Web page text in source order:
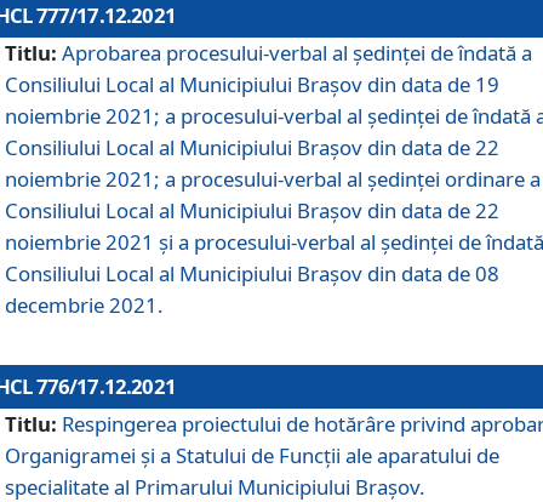
777/17.12.2021
Titlu: Aprobarea procesului-verbal al şedinţei de îndată a
Consiliului Local al Municipiului Braşov din data de 19
noiembrie 2021; a procesului-verbal al şedinţei de îndată
Consiliului Local al Municipiului Braşov din data de 22
noiembrie 2021; a procesului-verbal al şedinţei ordinare a
Consiliului Local al Municipiului Braşov din data de 22
noiembrie 2021 și a procesului-verbal al şedinţei de
Consiliului Local al Municipiului Braşov din data de 08
decembrie 2021.
776/17.12.2021
Titlu: Respingerea proiectului de hotărâre privind
Organigramei şi a Statului de Funcţii ale aparatului de
specialitate al Primarului Municipiului Braşov.